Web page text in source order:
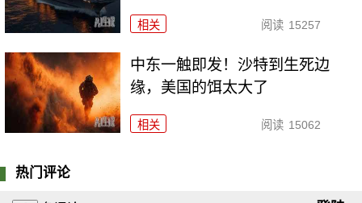
相关 阅读 15257
中东一触即发！沙特到生死边
缘，美国的饵太大了
相关 阅读 15062
热门评论